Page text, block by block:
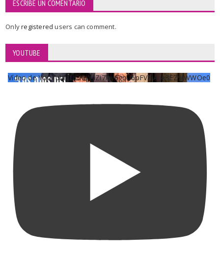
ESCRIBE UN COMENTARIO
Onlyregisteredusers can comment.
YOUTUBE
Vídeo de YouTube UCKqYjiZi7lzy6gqU6pFVFiA_A3EZ9JWWOe0